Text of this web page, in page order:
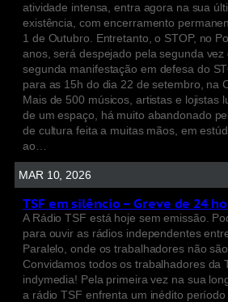
atividade intensa, entra agora na sua
existência, com encerramento
1 de Outubro. Entretanto, o STOP, no
anos, será despejado pela segunda vez
segunda manifestação em defesa do
para as 15h do dia 22 de setembro, na
Mais de 500 músicos, artistas e lojistas
de um espaço, há muito abandonado
de cultura feita a muitas mãos, em
ao…
MAR 10, 2026
TSF em silêncio – Greve de 24
A Rádio TSF está hoje sem emissão.
para ouvir as rádios independentes
Paralelo, onde os trabalhadores não
Convidamos todos os trabalhadores da
indymedia! Pela primeira vez na sua
a rádio TSF enfrenta um inédito